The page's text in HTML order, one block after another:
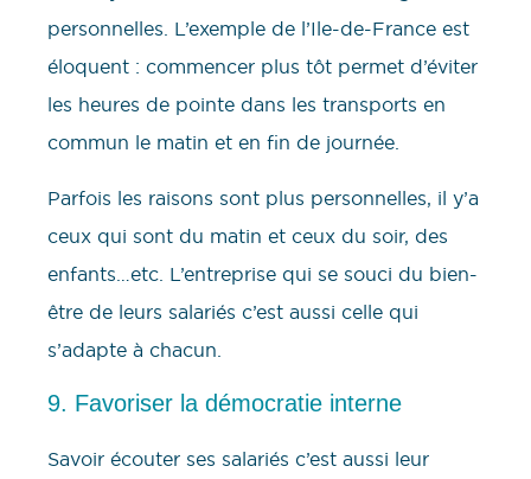
personnelles. L’exemple de l’Ile-de-France est
éloquent : commencer plus tôt permet d’éviter
les heures de pointe dans les transports en
commun le matin et en fin de journée.
Parfois les raisons sont plus personnelles, il y’a
ceux qui sont du matin et ceux du soir, des
enfants…etc. L’entreprise qui se souci du bien-
être de leurs salariés c’est aussi celle qui
s’adapte à chacun.
9. Favoriser la démocratie interne
Savoir écouter ses salariés c’est aussi leur